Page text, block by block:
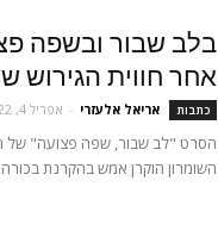
בלב שבור ובשפה
אחר חווית הגירוש
כתבות אריאל אלעזרי - אפריל 4, 2022
הסרט "לב שבור, שפה פצועה" של
השומרון הוקרן אמש בהקרנת